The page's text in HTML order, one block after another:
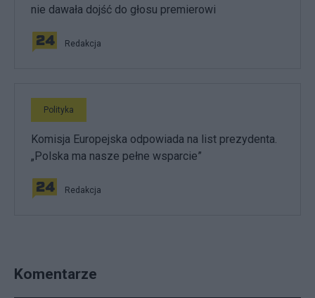
nie dawała dojść do głosu premierowi
Redakcja
Polityka
Komisja Europejska odpowiada na list prezydenta.
„Polska ma nasze pełne wsparcie”
Redakcja
Komentarze